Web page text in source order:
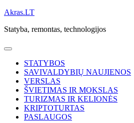
Skip
content
Akras.LT
Statyba, remontas, technologijos
STATYBOS
SAVIVALDYBIŲ NAUJIENOS
VERSLAS
ŠVIETIMAS IR MOKSLAS
TURIZMAS IR KELIONĖS
KRIPTOTURTAS
PASLAUGOS